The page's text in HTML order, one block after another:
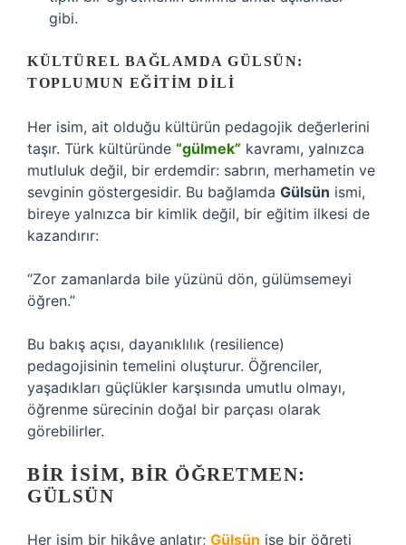
gibi.
KÜLTÜREL BAĞLAMDA GÜLSÜN:
TOPLUMUN EĞITIM DILI
Her isim, ait olduğu kültürün pedagojik değerlerini
taşır. Türk kültüründe “gülmek” kavramı, yalnızca
mutluluk değil, bir erdemdir: sabrın, merhametin ve
sevginin göstergesidir. Bu bağlamda Gülsün ismi,
bireye yalnızca bir kimlik değil, bir eğitim ilkesi de
kazandırır:
“Zor zamanlarda bile yüzünü dön, gülümsemeyi
öğren.”
Bu bakış açısı, dayanıklılık (resilience)
pedagojisinin temelini oluşturur. Öğrenciler,
yaşadıkları güçlükler karşısında umutlu olmayı,
öğrenme sürecinin doğal bir parçası olarak
görebilirler.
BIR İSIM, BIR ÖĞRETMEN:
GÜLSÜN
Her isim bir hikâye anlatır; Gülsün ise bir öğreti